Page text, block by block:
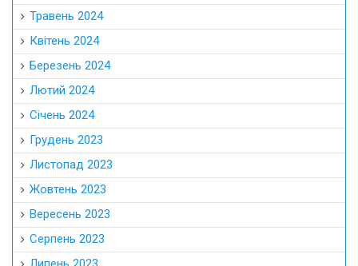
Травень 2024
Квітень 2024
Березень 2024
Лютий 2024
Січень 2024
Грудень 2023
Листопад 2023
Жовтень 2023
Вересень 2023
Серпень 2023